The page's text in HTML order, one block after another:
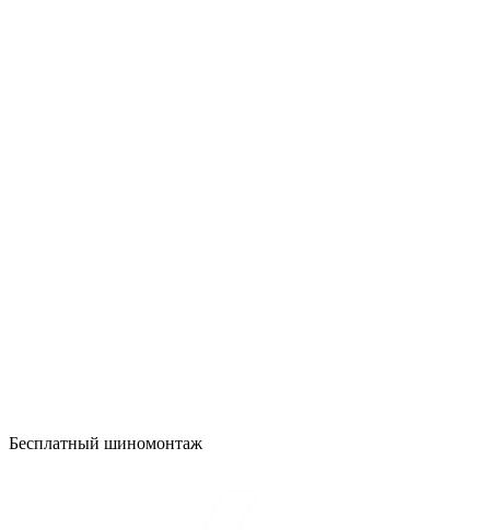
Бесплатный шиномонтаж